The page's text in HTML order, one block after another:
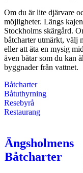
Om du är lite djärvare
möjligheter. Längs
Stockholms skärgård.
båtcharter utmärkt, välj
eller att äta en mysig
även båtar som du kan
byggnader från vattnet.
Båtcharter
Båtuthyrning
Resebyrå
Restaurang
Ängsholmens
Båtcharter